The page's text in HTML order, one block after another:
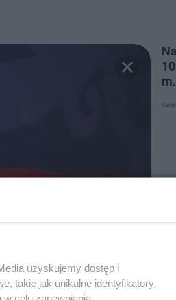
uzyskujemy dostęp i
takie jak unikalne identyfikatory,